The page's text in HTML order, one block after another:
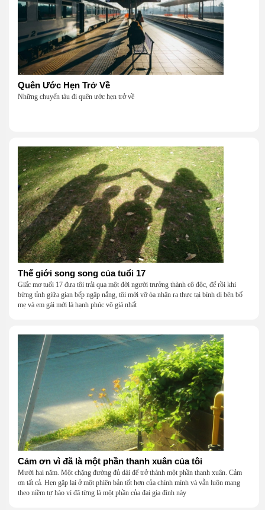
Quên Ước Hẹn Trở Về
Những chuyến tàu đi quên ước hẹn trở về
Thế giới song song của tuổi 17
Giấc mơ tuổi 17 đưa tôi trải qua một đời người trưởng thành cô độc, để rồi khi
bừng tỉnh giữa gian bếp ngập nắng, tôi mới vỡ òa nhận ra thực tại bình dị bên bố
mẹ và em gái mới là hạnh phúc vô giá nhất
Cảm ơn vì đã là một phần thanh xuân của tôi
Mười hai năm. Một chặng đường đủ dài để trở thành một phần thanh xuân. Cảm
ơn tất cả. Hẹn gặp lại ở một phiên bản tốt hơn của chính mình và vẫn luôn mang
theo niềm tự hào vì đã từng là một phần của đại gia đình này